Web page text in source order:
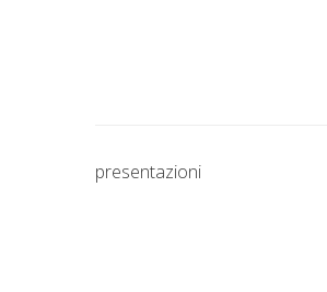
presentazioni